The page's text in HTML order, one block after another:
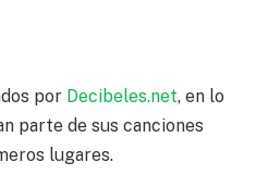
por Decibeles.net, en lo
parte de sus canciones
lugares.